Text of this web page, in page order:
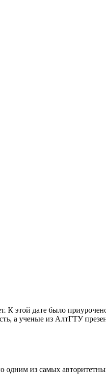
этой дате было
а ученые из АлтГТУ
из самых